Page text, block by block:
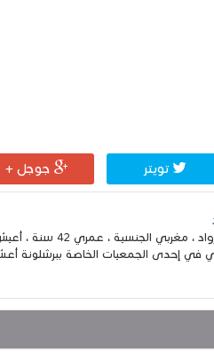
تويتر جوجل +
إسمي الكامل
في إحدى الجمعيات الخاصة ببرشلونة